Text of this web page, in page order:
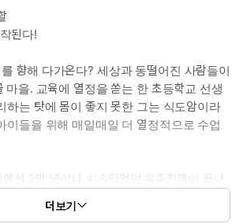
된다!
향해 다가온다? 세상과 동떨어진 사람들이
마을. 교육에 열정을 쏟는 한 초등학교 선생
하는 탓에 몸이 좋지 못한 그는 식도암이라
이들을 위해 매일매일 더 열정적으로 수업
선 2만 년이나 지속되었던 우주전쟁이 끝나
과 규소 제국 사이에 일어난 이 전쟁에서 패한
석에 격리된다. 탄소 연방은 규소 제국이 항
더보기